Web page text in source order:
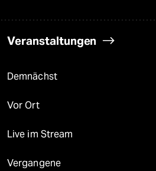
Veranstaltungen
Demnächst
Vor Ort
Live im Stream
Vergangene